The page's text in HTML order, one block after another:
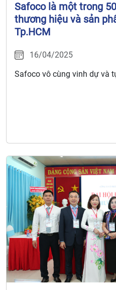
Safoco là một trong
thương hiệu và sản
Tp.HCM
16/04/2025
Safoco vô cùng vinh dự và